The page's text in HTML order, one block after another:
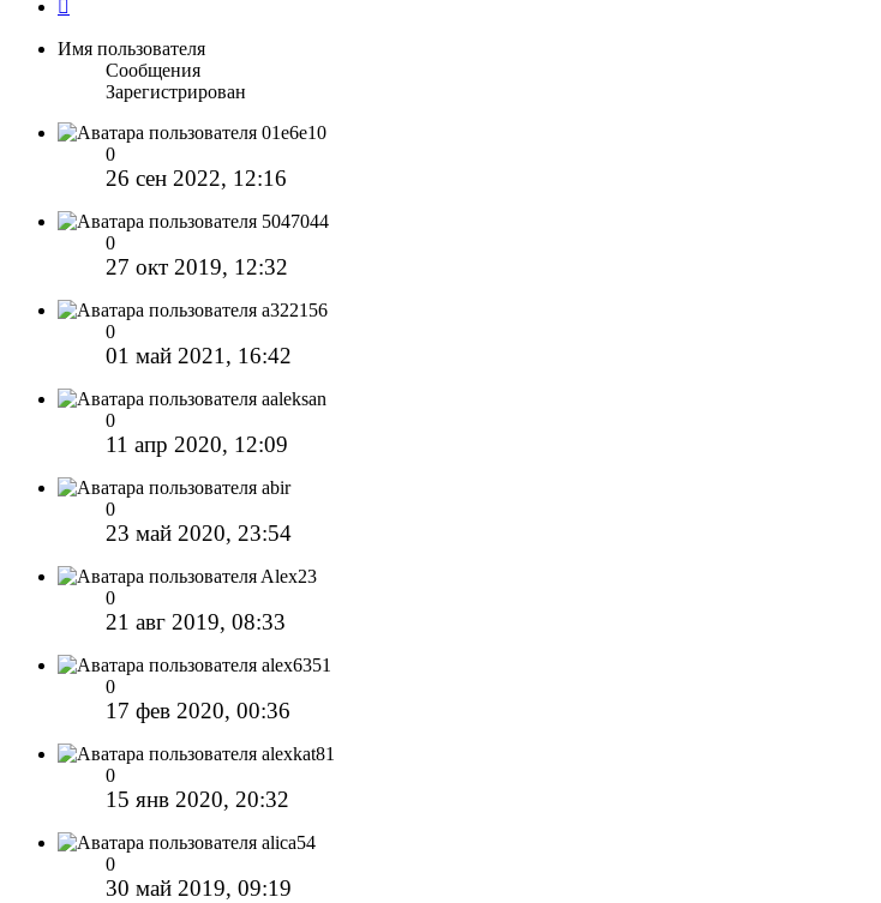
Имя пользователя
Сообщения
Зарегистрирован
01e6e10
0
26 сен 2022, 12:16
5047044
0
27 окт 2019, 12:32
a322156
0
01 май 2021, 16:42
aaleksan
0
11 апр 2020, 12:09
abir
0
23 май 2020, 23:54
Alex23
0
21 авг 2019, 08:33
alex6351
0
17 фев 2020, 00:36
alexkat81
0
15 янв 2020, 20:32
alica54
0
30 май 2019, 09:19